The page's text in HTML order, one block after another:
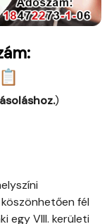
)
fél
egy VIII. kerületi